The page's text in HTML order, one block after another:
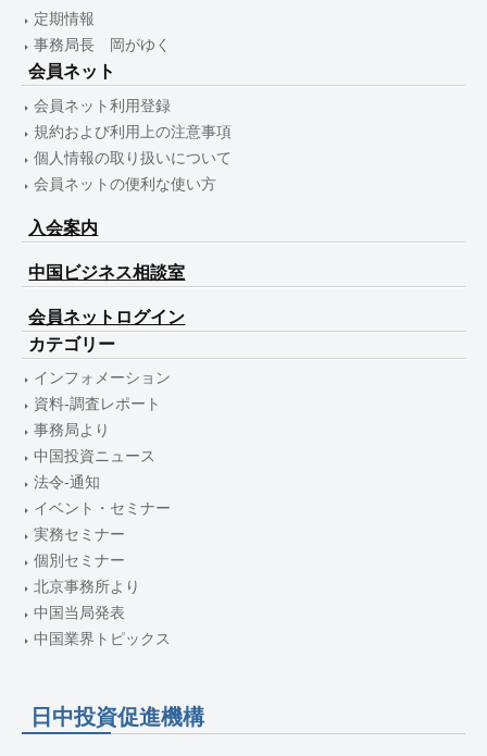
定期情報
事務局長 岡がゆく
会員ネット
会員ネット利用登録
規約および利用上の注意事項
個人情報の取り扱いについて
会員ネットの便利な使い方
入会案内
中国ビジネス相談室
会員ネットログイン
カテゴリー
インフォメーション
資料-調査レポート
事務局より
中国投資ニュース
法令-通知
イベント・セミナー
実務セミナー
個別セミナー
北京事務所より
中国当局発表
中国業界トピックス
日中投資促進機構